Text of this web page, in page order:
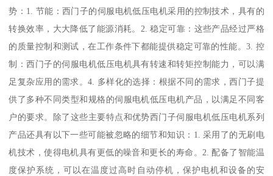
势：1. 节能：西门子的伺服电机低压电机采用的控制技术，具有的
转换效率，大大降低了能源消耗。2. 稳定可靠：这些产品经过严格
的质量控制和测试，在工作条件下都能提供稳定可靠的性能。3. 控
制：西门子的伺服电机低压电机具有转速和转矩控制能力，可以满
足复杂应用的需求。4. 多样化的选择：根据不同的需求，西门子提
供了多种不同类型和规格的伺服电机低压电机产品，以满足不同客
户的要求。除了这些主要特点和优势西门子伺服电机低压电机系列
产品还具有以下一些可能被忽略的细节和知识：1. 采用了的无刷电
机技术，使得电机具有更低的噪音和更长的寿命。2. 配备了智能温
度保护系统，可以在温度过高时自动停机，保护电机和设备的安